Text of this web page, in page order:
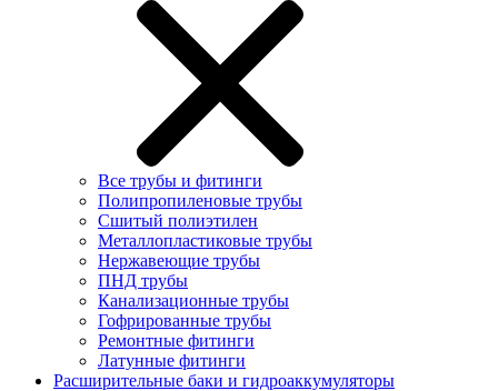
Все трубы и фитинги
Полипропиленовые трубы
Сшитый полиэтилен
Металлопластиковые трубы
Нержавеющие трубы
ПНД трубы
Канализационные трубы
Гофрированные трубы
Ремонтные фитинги
Латунные фитинги
Расширительные баки и гидроаккумуляторы